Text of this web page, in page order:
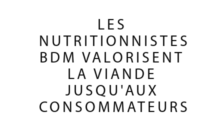
LES
NUTRITIONNISTES
BDM VALORISENT
LA VIANDE
JUSQU'AUX
CONSOMMATEURS